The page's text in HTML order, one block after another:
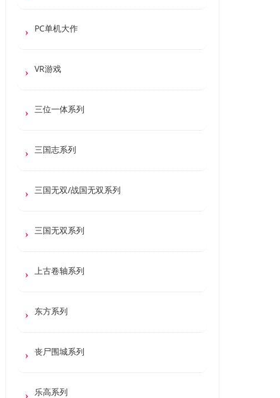
PC单机大作
VR游戏
三位一体系列
三国志系列
三国无双/战国无双系列
三国无双系列
上古卷轴系列
东方系列
丧尸围城系列
乐高系列